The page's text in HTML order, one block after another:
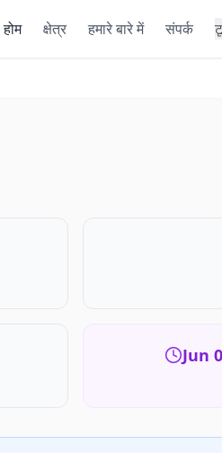
होम क्षेत्र हमारे बारे में संपर्क
Jun